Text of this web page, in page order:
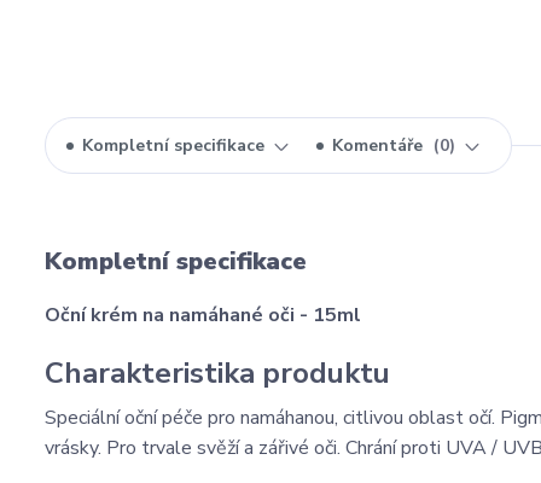
Kompletní specifikace Komentáře 0
Kompletní specifikace
Oční krém na namáhané oči - 15ml
Charakteristika produktu
Speciální oční péče pro namáhanou, citlivou oblast očí.
vrásky. Pro trvale svěží a zářivé oči. Chrání proti UVA /